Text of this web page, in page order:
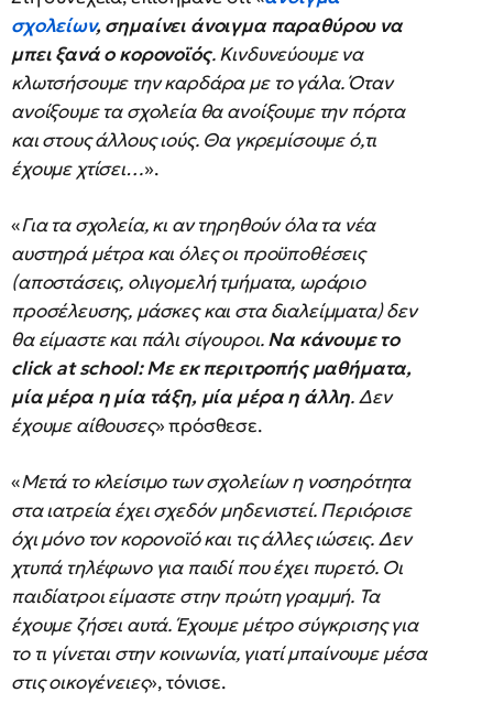
σχολείων, σημαίνει άνοιγμα παραθύρου να
μπει ξανά ο κορονοϊός. Κινδυνεύουμε να
κλωτσήσουμε την καρδάρα με το γάλα. Όταν
ανοίξουμε τα σχολεία θα ανοίξουμε την πόρτα
και στους άλλους ιούς. Θα γκρεμίσουμε ό,τι
έχουμε χτίσει…».
«Για τα σχολεία, κι αν τηρηθούν όλα τα νέα
αυστηρά μέτρα και όλες οι προϋποθέσεις
(αποστάσεις, ολιγομελή τμήματα, ωράριο
προσέλευσης, μάσκες και στα διαλείμματα) δεν
θα είμαστε και πάλι σίγουροι.Να κάνουμε το
click at school: Με εκ περιτροπής μαθήματα,
μία μέρα η μία τάξη, μία μέρα η άλλη. Δεν
έχουμε αίθουσες» πρόσθεσε.
«Μετά το κλείσιμο των σχολείων η νοσηρότητα
στα ιατρεία έχει σχεδόν μηδενιστεί. Περιόρισε
όχι μόνο τον κορονοϊό και τις άλλες ιώσεις. Δεν
χτυπά τηλέφωνο για παιδί που έχει πυρετό. Οι
παιδίατροι είμαστε στην πρώτη γραμμή. Τα
έχουμε ζήσει αυτά. Έχουμε μέτρο σύγκρισης για
το τι γίνεται στην κοινωνία, γιατί μπαίνουμε μέσα
στις οικογένειες», τόνισε.